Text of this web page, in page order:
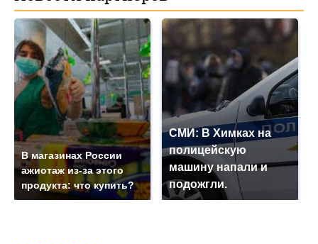
В магазинах России
ажиотаж из-за этого
продукта: что купить?
СМИ: В Химках на
полицейскую
машину напали и
подожгли.